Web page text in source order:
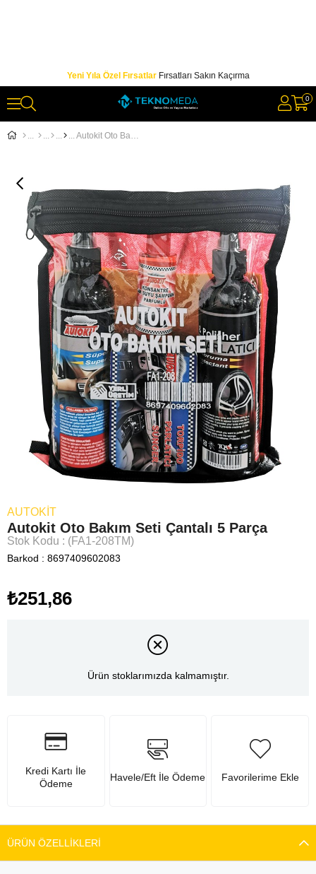
Yeni Yıla Özel FırsatlarFırsatları Sakın Kaçırma
0
Autokit Oto Bakım Seti Çantalı 5 Parça
AUTOKIT
Autokit Oto Bakım Seti Çantalı 5 Parça
Stok Kodu (FA1-208TM)
Barkod : 8697409602083
₺251,86
Ürün stoklarımızda kalmamıştır.
Kredi Kartı İle
Ödeme
Havele/Eft İle Ödeme Favorilerime Ekle
ÜRÜN ÖZELLIKLERI